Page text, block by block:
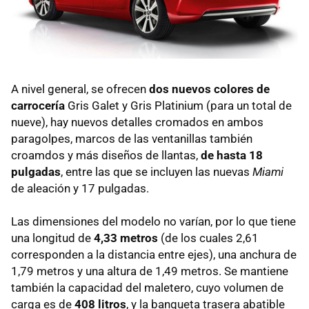
A nivel general, se ofrecen dos nuevos colores de
carrocería Gris Galet y Gris Platinium (para un total de
nueve), hay nuevos detalles cromados en ambos
paragolpes, marcos de las ventanillas también
croamdos y más diseños de llantas, de hasta 18
pulgadas, entre las que se incluyen las nuevas Miami
de aleación y 17 pulgadas.
Las dimensiones del modelo no varían, por lo que tiene
una longitud de 4,33 metros (de los cuales 2,61
corresponden a la distancia entre ejes), una anchura de
1,79 metros y una altura de 1,49 metros. Se mantiene
también la capacidad del maletero, cuyo volumen de
carga es de 408 litros, y la banqueta trasera abatible